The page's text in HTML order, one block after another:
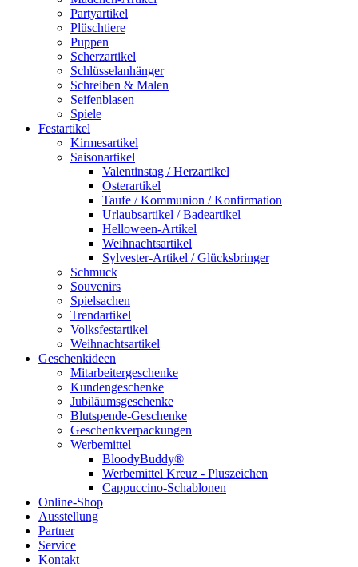
Partyartikel
Plüschtiere
Puppen
Scherzartikel
Schlüsselanhänger
Schreiben & Malen
Seifenblasen
Spiele
Festartikel
Kirmesartikel
Saisonartikel
Valentinstag / Herzartikel
Osterartikel
Taufe / Kommunion / Konfirmation
Urlaubsartikel / Badeartikel
Helloween-Artikel
Weihnachtsartikel
Sylvester-Artikel / Glücksbringer
Schmuck
Souvenirs
Spielsachen
Trendartikel
Volksfestartikel
Weihnachtsartikel
Geschenkideen
Mitarbeitergeschenke
Kundengeschenke
Jubiläumsgeschenke
Blutspende-Geschenke
Geschenkverpackungen
Werbemittel
BloodyBuddy®
Werbemittel Kreuz - Pluszeichen
Cappuccino-Schablonen
Online-Shop
Ausstellung
Partner
Service
Kontakt